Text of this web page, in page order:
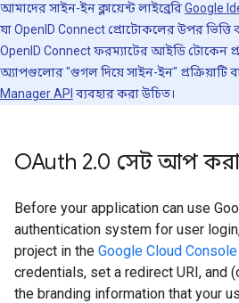
আমাদের সাইন-ইন ক্লায়েন্ট লাইব্রেরিGoogle
যা OpenID Connect প্রোটোকলের উপর ভিত্তি
OpenID Connect ফরম্যাটের আইডি টোকেন
অ্যাপগুলোর "গুগল দিয়ে সাইন-ইন" প্রক্রিয়াটি
Manager API ব্যবহার করা উচিত।
OAuth 2.0 সেট আপ করা
Before your application can use
authentication system for user
project in the Google Cloud Console
credentials, set a redirect URI, and
the branding information that your